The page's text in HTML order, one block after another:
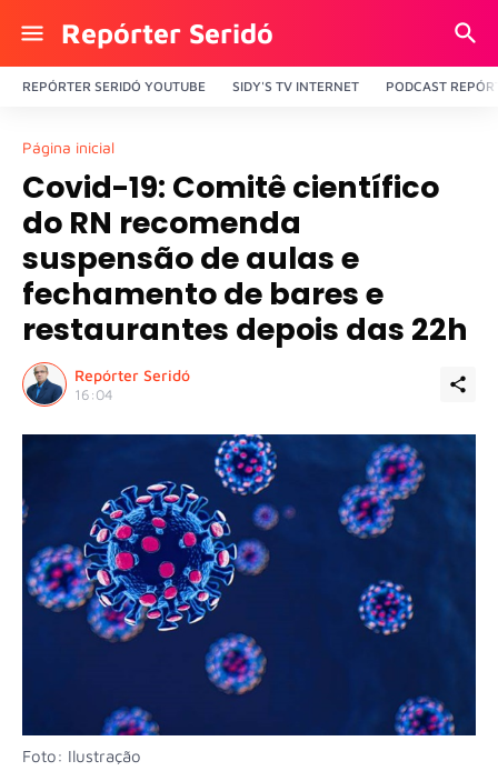
Repórter Seridó
REPÓRTER SERIDÓ YOUTUBE SIDY'S TV INTERNET PODCAST
Página inicial
Covid-19: Comitê científico
do RN recomenda
suspensão de aulas e
fechamento de bares e
restaurantes depois das 22h
Repórter Seridó
16:04
Foto: Ilustração